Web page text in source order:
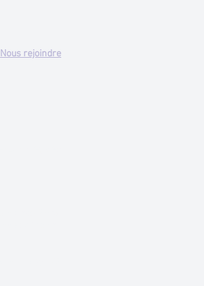
Nous rejoindre